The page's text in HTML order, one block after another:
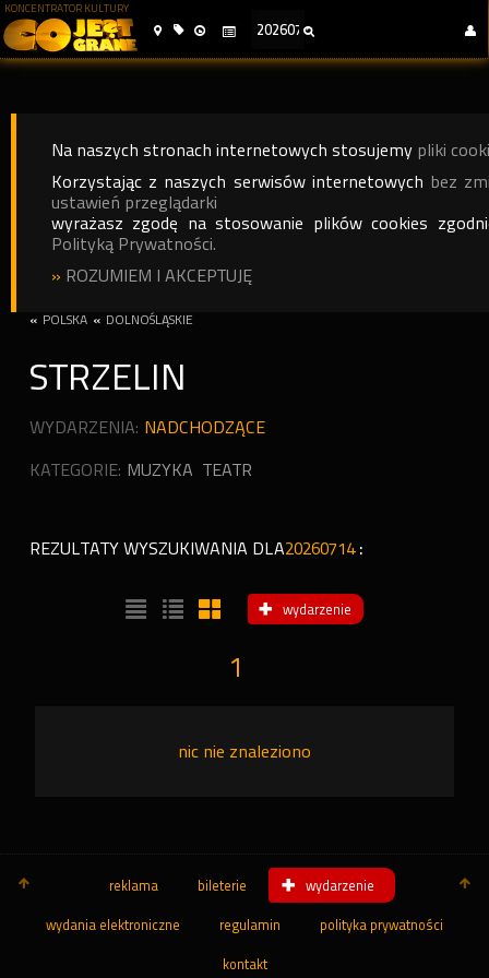
KONCENTRATOR KULTURY
Na naszych stronach internetowych stosujemy pliki
Korzystając z naszych serwisów internetowych bez
ustawień przeglądarki
wyrażasz zgodę na stosowanie plików cookies
Polityką Prywatności.
» ROZUMIEM I AKCEPTUJĘ
« POLSKA « DOLNOŚLĄSKIE
STRZELIN
WYDARZENIA: NADCHODZĄCE
KATEGORIE: MUZYKA TEATR
REZULTATY WYSZUKIWANIA DLA20260714:
wydarzenie
1
nic nie znaleziono
reklama bileterie wydarzenie
wydania elektroniczne regulamin polityka prywatności
kontakt